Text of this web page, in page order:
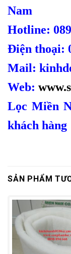
Nam
Hotline:
Điện thoại:
Mail:
Web:
Lọc Miền
khách hàng
SẢN PHẨM